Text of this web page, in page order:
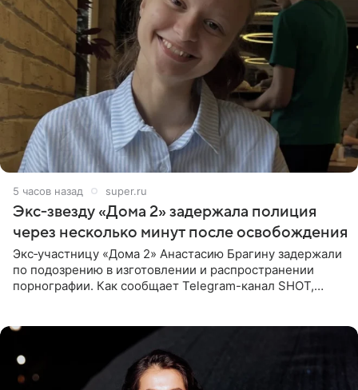
5 часов назад super.ru
Экс‑звезду «Дома 2» задержала полиция
через несколько минут после освобождения
Экс‑участницу «Дома 2» Анастасию Брагину задержали
по подозрению в изготовлении и распространении
порнографии. Как сообщает Telegram-канал SHOT,